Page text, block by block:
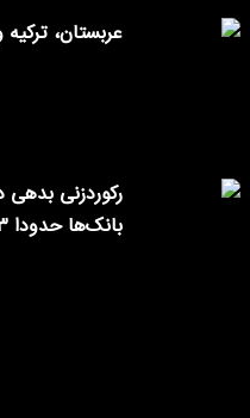
عربستان،
بانک‌ها حدودا ۳ هزار همت